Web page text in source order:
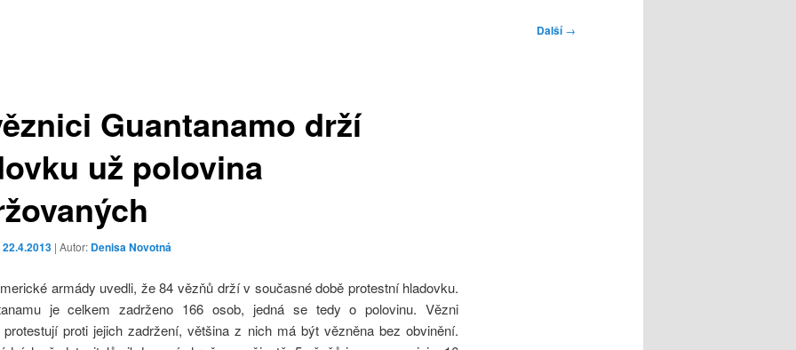
Další→
Guantanamo drží
už polovina
22.4.2013 | Autor: Denisa Novotná
armády uvedli, že 84 vězňů drží v současné době protestní hladovku.
je celkem zadrženo 166 osob, jedná se tedy o polovinu. Vězni
protestují proti jejich zadržení, většina z nich má být vězněna bez obvinění.